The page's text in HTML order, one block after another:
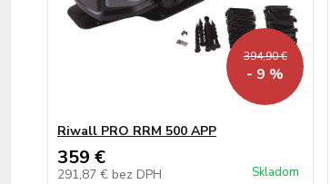
394,90 €
- 9 %
Riwall PRO RRM 500 APP
359 €
291,87 € bez DPH Skladom